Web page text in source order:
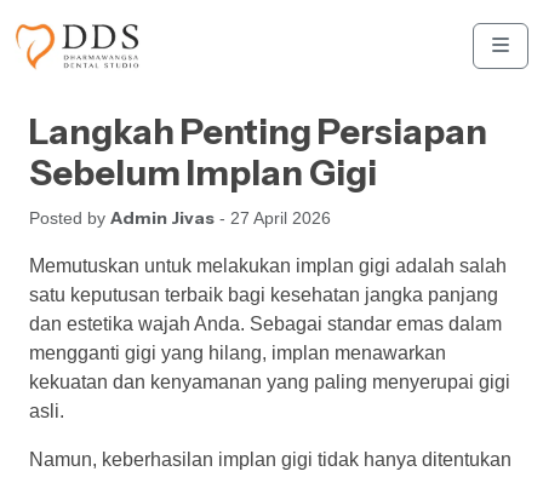
Langkah Penting Persiapan
Sebelum Implan Gigi
Posted by Admin Jivas - 27 April 2026
Memutuskan untuk melakukan implan gigi adalah salah
satu keputusan terbaik bagi kesehatan jangka panjang
dan estetika wajah Anda. Sebagai standar emas dalam
mengganti gigi yang hilang, implan menawarkan
kekuatan dan kenyamanan yang paling menyerupai gigi
asli.
Namun, keberhasilan implan gigi tidak hanya ditentukan